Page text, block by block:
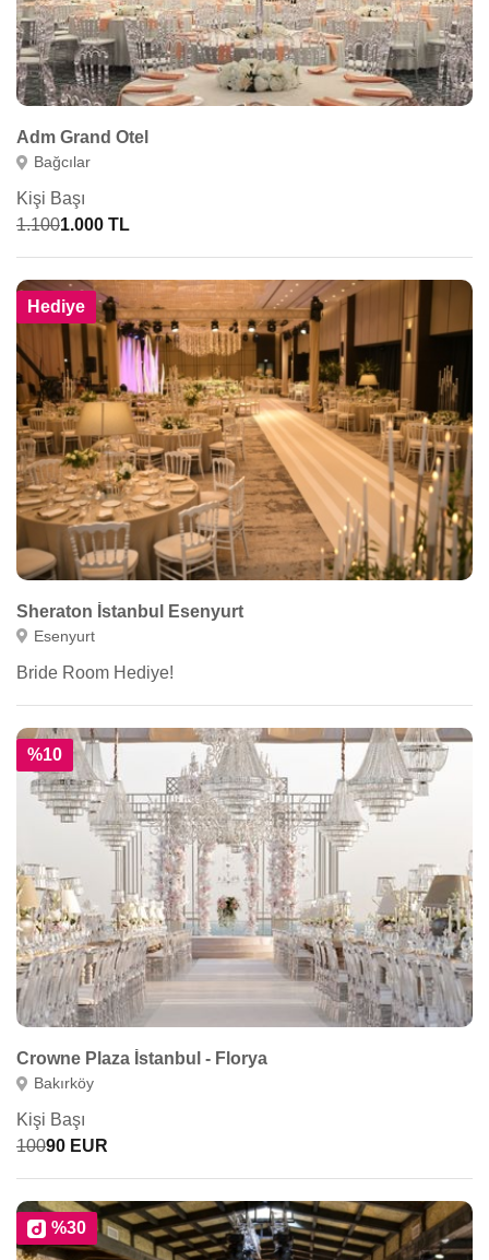
Adm Grand Otel
Bağcılar
Kişi Başı
1.1001.000 TL
Hediye
Sheraton İstanbul Esenyurt
Esenyurt
Bride Room Hediye!
%10
Crowne Plaza İstanbul - Florya
Bakırköy
Kişi Başı
10090 EUR
%30